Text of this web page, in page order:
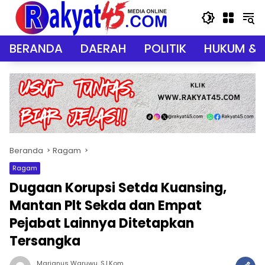
Langsung
konten
BERANDA DAERAH POLITIK HUKUM &
Beranda Ragam
Ragam
Dugaan Korupsi Setda Kuansing,
Mantan Plt Sekda dan Empat
Pejabat Lainnya Ditetapkan
Tersangka